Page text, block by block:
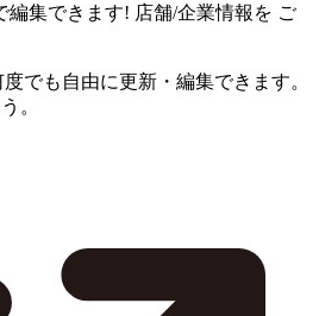
編集できます! 店舗/企業情報を ご
でも自由に更新・編集できます。
。